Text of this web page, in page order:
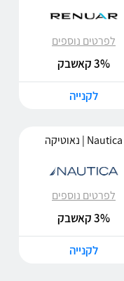
לפרטים נוספים
3% קאשבק
לקנייה
Nautica | נאוטיקה
לפרטים נוספים
3% קאשבק
לקנייה